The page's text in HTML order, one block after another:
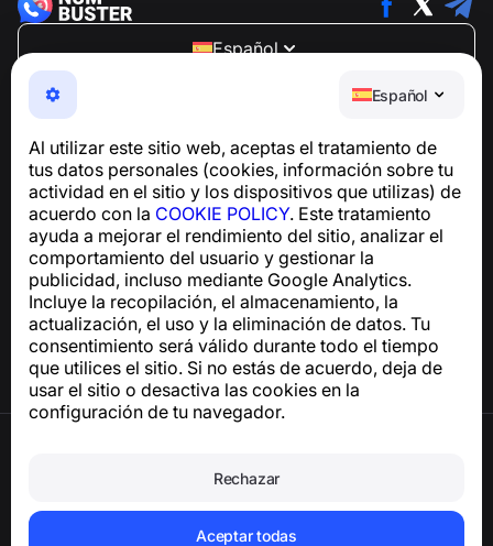
Español
Al utilizar este sitio web, aceptas el tratamiento de
tus datos personales (cookies, información sobre tu
actividad en el sitio y los dispositivos que utilizas) de
acuerdo con la COOKIE POLICY. Este tratamiento
ayuda a mejorar el rendimiento del sitio, analizar el
comportamiento del usuario y gestionar la
publicidad, incluso mediante Google Analytics.
Incluye la recopilación, el almacenamiento, la
actualización, el uso y la eliminación de datos. Tu
consentimiento será válido durante todo el tiempo
que utilices el sitio. Si no estás de acuerdo, deja de
usar el sitio o desactiva las cookies en la
configuración de tu navegador.
Rechazar
Aceptar todas
Español
NumBuster © 2013—2026 ·
support@numbuster.com
Una aplicación fácil de usar que te protege de estafas
Para consultas sobre el cumplimiento del RGPD:
support@numbuster.com
Centro de ayuda
Noticias y artículos
Sobre el proyecto
Contactos
Eliminar la cuenta y los datos personales